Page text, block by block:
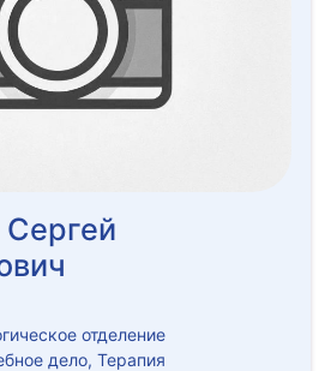
Сергей
отделение
дело, Терапия